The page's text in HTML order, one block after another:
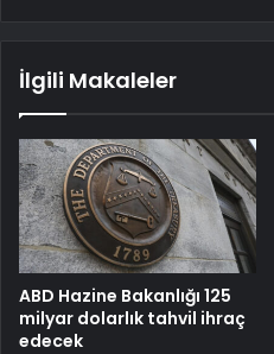
İlgili Makaleler
ABD Hazine Bakanlığı 125
milyar dolarlık tahvil ihraç
edecek